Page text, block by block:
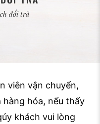
đổi trả
viên vận chuyển,
hóa, nếu thấy
khách vui lòng